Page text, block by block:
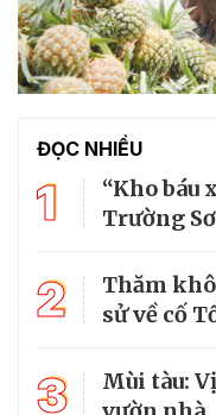
ĐỌC NHIỀU
1
“Kho báu
Trường
2
Thăm
sử về cố
3
Mùi tàu: